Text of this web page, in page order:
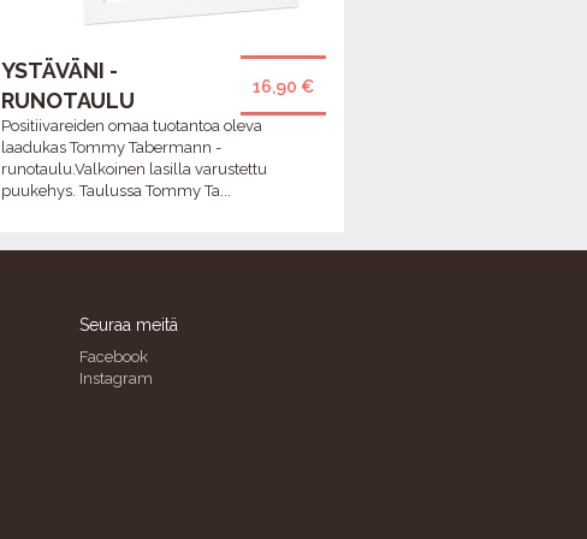
16,90 €
YSTÄVÄNI -
RUNOTAULU
Positiivareiden omaa tuotantoa oleva
laadukas Tommy Tabermann -
runotaulu.Valkoinen lasilla varustettu
puukehys. Taulussa Tommy Ta...
Seuraa meitä
Facebook
Instagram